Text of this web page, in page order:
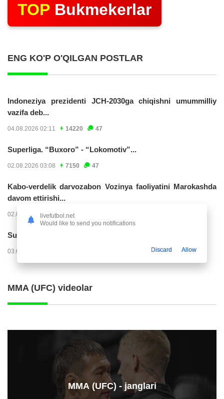
TOP Bukmekerlar
ENG KO'P O'QILGAN POSTLAR
Indoneziya prezidenti JCH-2030ga chiqishni umummilliy
vazifa deb...
04.08.2026 02:11 14220 47
Superliga. “Buxoro” - “Lokomotiv”...
02.08.2026 03:08 7150 47
Kabo-verdelik darvozabon Vozinya faoliyatini Marokashda
davom ettirishi...
02.08.2026 01:08 3900
Superliga. "Dinamo" – "Neftchi" (matnli...
03.08.2026 20:32
MMA (UFC) videolar
ММА (UFC) - janglari
livefutbol.net
Would like to send you notifications
Discard Allow